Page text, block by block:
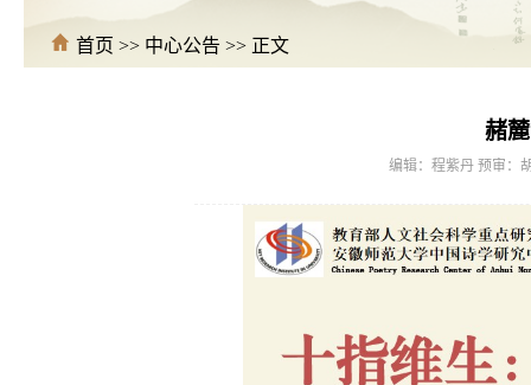
首页 >> 中心公告 >> 正文
赭
编辑：程紫丹 预审：